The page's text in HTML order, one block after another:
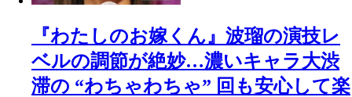
『わたしのお嫁くん』波瑠の演技レ
ベルの調節が絶妙…濃いキャラ大渋
滞の “わちゃわちゃ” 回も安心して楽